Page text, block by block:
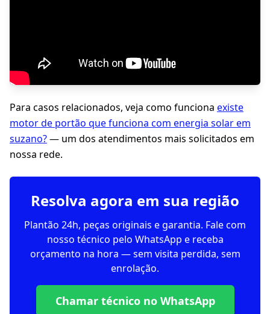
Para casos relacionados, veja como funciona existe
motor de portão que funciona com energia solar em
suzano?— um dos atendimentos mais solicitados em
nossa rede.
Resolva agora em sua região
Plantão 24h, peças originais e garantia. Fale com
nosso técnico pelo WhatsApp e receba
orçamento na hora — sem visita perdida, sem
enrolação.
Chamar técnico no WhatsApp